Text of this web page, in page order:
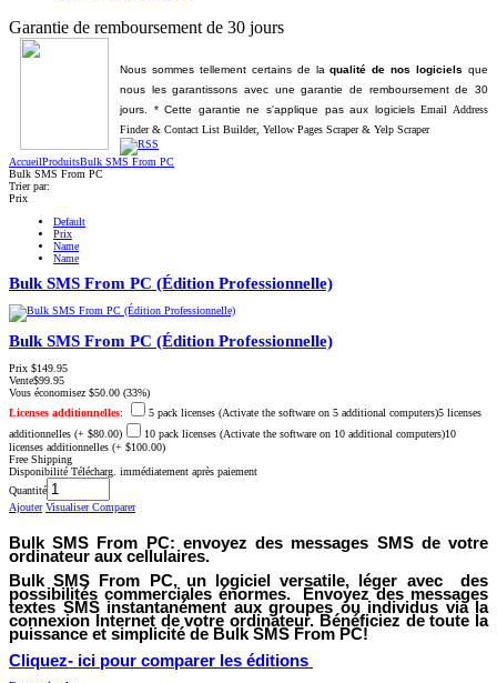
Garantie de remboursement de 30 jours
Nous sommes tellement certains de laqualité de nos logiciels que
nous les garantissons avec une garantie de remboursement de 30
jours . * Cette garantie ne s'applique pas aux logicielsEmail Address
Finder & Contact List Builder, Yellow Pages Scraper & Yelp Scraper
AccueilProduitsBulk SMS From PC
Bulk SMS From PC
Trier par:
Prix
Default
Prix
Name
Name
Bulk SMS From PC (Édition Professionnelle)
Bulk SMS From PC (Édition Professionnelle)
Prix $149.95
Vente$99.95
Vous économisez $50.00 (33%)
Licenses additionnelles:
5 pack licenses (Activate the software on 5 additional computers)5 licenses
additionnelles (+ $80.00)
10 pack licenses (Activate the software on 10 additional computers)10
licenses additionnelles (+ $100.00)
Free Shipping
Disponibilité Télécharg. immédiatement après paiement
Quantité
Ajouter VisualiserComparer
Bulk SMS From PC: envoyez des messages SMS de votre
ordinateur aux cellulaires.
Bulk SMS From PC, un logiciel versatile, léger avec des
possibilités commerciales énormes. Envoyez des messages
textes SMS instantanément aux groupes ou individus via la
connexion Internet de votre ordinateur. Bénéficiez de toute la
puissance et simplicité de Bulk SMS From PC!
Cliquez- ici pour comparer les éditions